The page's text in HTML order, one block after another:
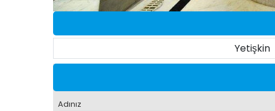
Yetişkin
Adınız